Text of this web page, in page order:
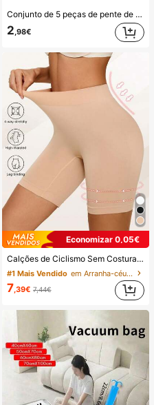
Conjunto de 5 peças de pente de cauda e escova com estampado leopardo, feito de cerdas macias e material ABS, para alisar o cabelo, adequado para cuidados e penteados de cabelo em casa e salão, viagens e desembaraçar
2,98€
Economizar 0,05€
Calções de Ciclismo Sem Costuras com Controlo da Barriga de Cintura Média-Alta para Rapariga, Comprimento até ao Joelho, Anti-Fricção, Conforto o Dia Todo
#1 Mais Vendido em Arranha-céus Calções Femininos
7,39€ 7,44€